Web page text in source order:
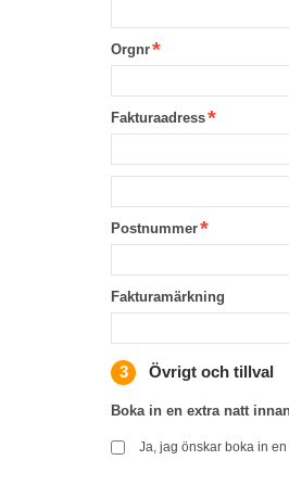
Orgnr
Fakturaadress
Postnummer
Fakturamärkning
Övrigt och tillval
Boka in en extra natt
Ja, jag önskar boka in en